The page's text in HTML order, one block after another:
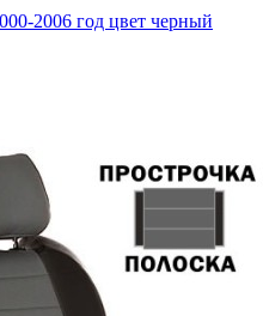
2006 год цвет черный